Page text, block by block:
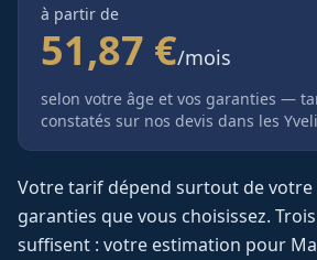
à partir de
51,87 €/mois
selon votre âge et vos garanties —
constatés sur nos devis dans les
Votre tarif dépend surtout de votre
garanties que vous choisissez.
suffisent : votre estimation pour